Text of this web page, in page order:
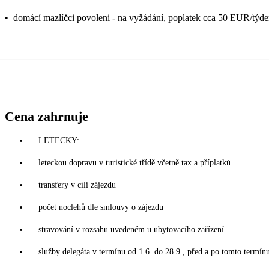
• domácí mazlíčci povoleni - na vyžádání, poplatek cca 50 EUR/
Cena zahrnuje
LETECKY:
leteckou dopravu v turistické třídě včetně tax a příplatků
transfery v cíli zájezdu
počet noclehů dle smlouvy o zájezdu
stravování v rozsahu uvedeném u ubytovacího zařízení
služby delegáta v termínu od 1.6. do 28.9., před a po tomto